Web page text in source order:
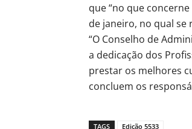
que “no que
de janeiro, no qual se
“O Conselho de
a dedicação dos
prestar os melhores
concluem os
TAGS Edição 5533